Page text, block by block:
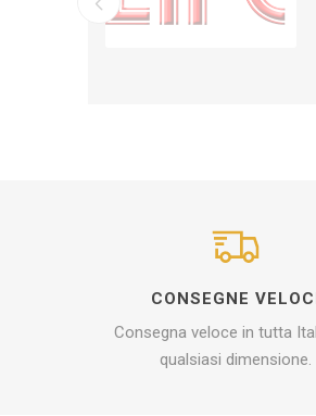
CONSEGNE
Consegna veloce in tutta
qualsiasi dimensione.